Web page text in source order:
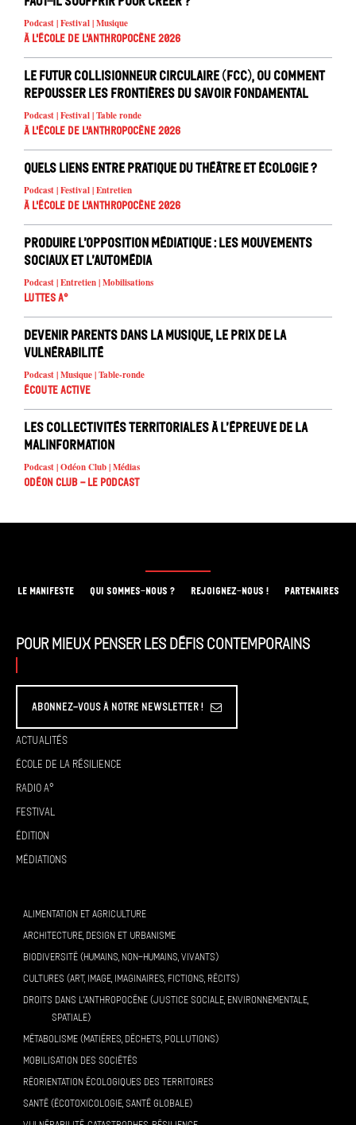
Podcast | Festival | Musique
À l'école de l'Anthropocène 2026
Le Futur Collisionneur Circulaire (FCC), ou comment
repousser les frontières du savoir fondamental
Podcast | Festival | Table ronde
À l'école de l'Anthropocène 2026
Quels liens entre pratique du théâtre et écologie ?
Podcast | Festival | Entretien
À l'école de l'Anthropocène 2026
Produire l’opposition médiatique : les mouvements
sociaux et l’automédia
Podcast | Entretien | Mobilisations
Luttes A°
Devenir parents dans la musique, le prix de la
vulnérabilité
Podcast | Musique | Table-ronde
Écoute active
Les collectivités territoriales à l’épreuve de la
malinformation
Podcast | Odéon Club | Médias
Odéon Club - Le Podcast
LE MANIFESTE QUI SOMMES-NOUS ? REJOIGNEZ-NOUS ! PARTENAIRES
Pour mieux penser les défis contemporains
Abonnez-vous à Notre Newsletter !
Actualités
École de la résilience
Radio A°
Festival
Édition
Médiations
ALIMENTATION ET AGRICULTURE
ARCHITECTURE, DESIGN ET URBANISME
BIODIVERSITÉ (HUMAINS, NON-HUMAINS, VIVANTS)
CULTURES (ART, IMAGE, IMAGINAIRES, FICTIONS, RÉCITS)
DROITS DANS L’ANTHROPOCÈNE (JUSTICE SOCIALE, ENVIRONNEMENTALE,
SPATIALE)
MÉTABOLISME (MATIÈRES, DÉCHETS, POLLUTIONS)
MOBILISATION DES SOCIÉTÉS
RÉORIENTATION ÉCOLOGIQUES DES TERRITOIRES
SANTÉ (ÉCOTOXICOLOGIE, SANTÉ GLOBALE)